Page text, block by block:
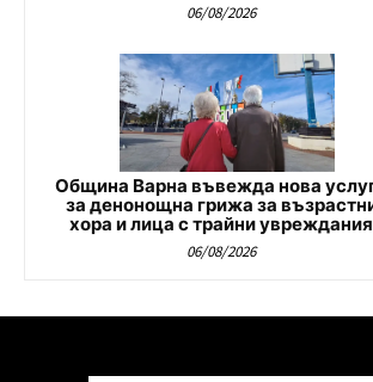
06/08/2026
Община Варна въвежда нова
за денонощна грижа за
хора и лица с трайни увреждания
06/08/2026